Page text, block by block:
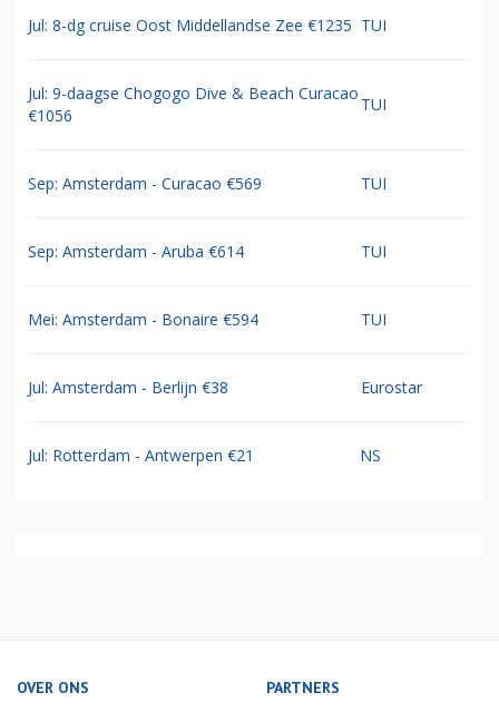
Jul: 8-dg cruise Oost Middellandse Zee €1235 TUI
Jul: 9-daagse Chogogo Dive & Beach Curacao
€1056
TUI
Sep: Amsterdam - Curacao €569 TUI
Sep: Amsterdam - Aruba €614 TUI
Mei: Amsterdam - Bonaire €594 TUI
Jul: Amsterdam - Berlijn €38 Eurostar
Jul: Rotterdam - Antwerpen €21 NS
OVER ONS PARTNERS